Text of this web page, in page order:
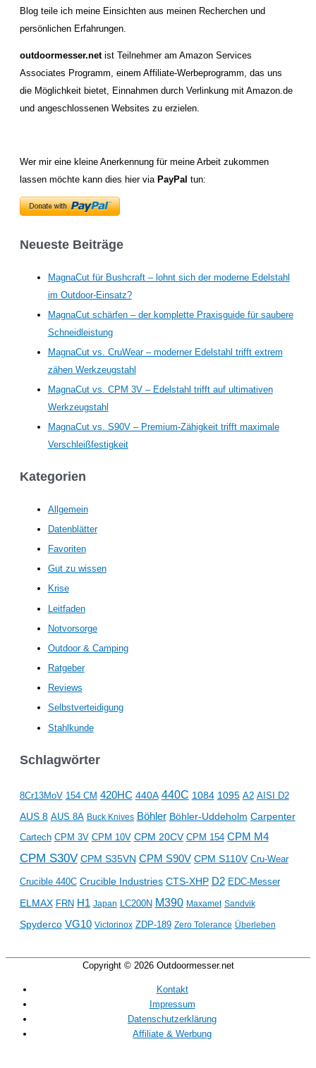
Blog teile ich meine Einsichten aus meinen Recherchen und
persönlichen Erfahrungen.
outdoormesser.netist Teilnehmer am Amazon Services
Associates Programm, einem Affiliate-Werbeprogramm, das uns
die Möglichkeit bietet, Einnahmen durch Verlinkung mit Amazon.de
und angeschlossenen Websites zu erzielen.
Wer mir eine kleine Anerkennung für meine Arbeit zukommen
lassen möchte kann dies hier via PayPal tun:
Neueste Beiträge
MagnaCut für Bushcraft – lohnt sich der moderne Edelstahl
im Outdoor-Einsatz?
MagnaCut schärfen – der komplette Praxisguide für saubere
Schneidleistung
MagnaCut vs. CruWear – moderner Edelstahl trifft extrem
zähen Werkzeugstahl
MagnaCut vs. CPM 3V – Edelstahl trifft auf ultimativen
Werkzeugstahl
MagnaCut vs. S90V – Premium-Zähigkeit trifft maximale
Verschleißfestigkeit
Kategorien
Allgemein
Datenblätter
Favoriten
Gut zu wissen
Krise
Leitfaden
Notvorsorge
Outdoor & Camping
Ratgeber
Reviews
Selbstverteidigung
Stahlkunde
Schlagwörter
8Cr13MoV 154 CM 420HC 440A 440C 1084 1095 A2 AISI D2
AUS 8 AUS 8A Buck Knives Böhler Böhler-Uddeholm Carpenter
Cartech CPM 3V CPM 10V CPM 20CV CPM 154 CPM M4
CPM S30V CPM S35VN CPM S90V CPM S110V Cru-Wear
Crucible 440C Crucible Industries CTS-XHP D2 EDC-Messer
ELMAX FRN H1 Japan LC200N M390 Maxamet Sandvik
Spyderco VG10 Victorinox ZDP-189 Zero Tolerance Überleben
Copyright © 2026 Outdoormesser.net
Kontakt
Impressum
Datenschutzerklärung
Affiliate & Werbung